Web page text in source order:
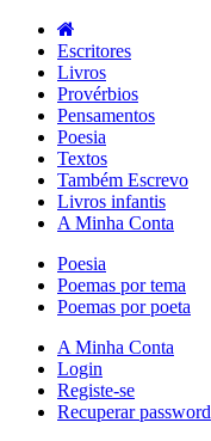
Escritores
Livros
Provérbios
Pensamentos
Poesia
Textos
Também Escrevo
Livros infantis
A Minha Conta
Poesia
Poemas por tema
Poemas por poeta
A Minha Conta
Login
Registe-se
Recuperar password